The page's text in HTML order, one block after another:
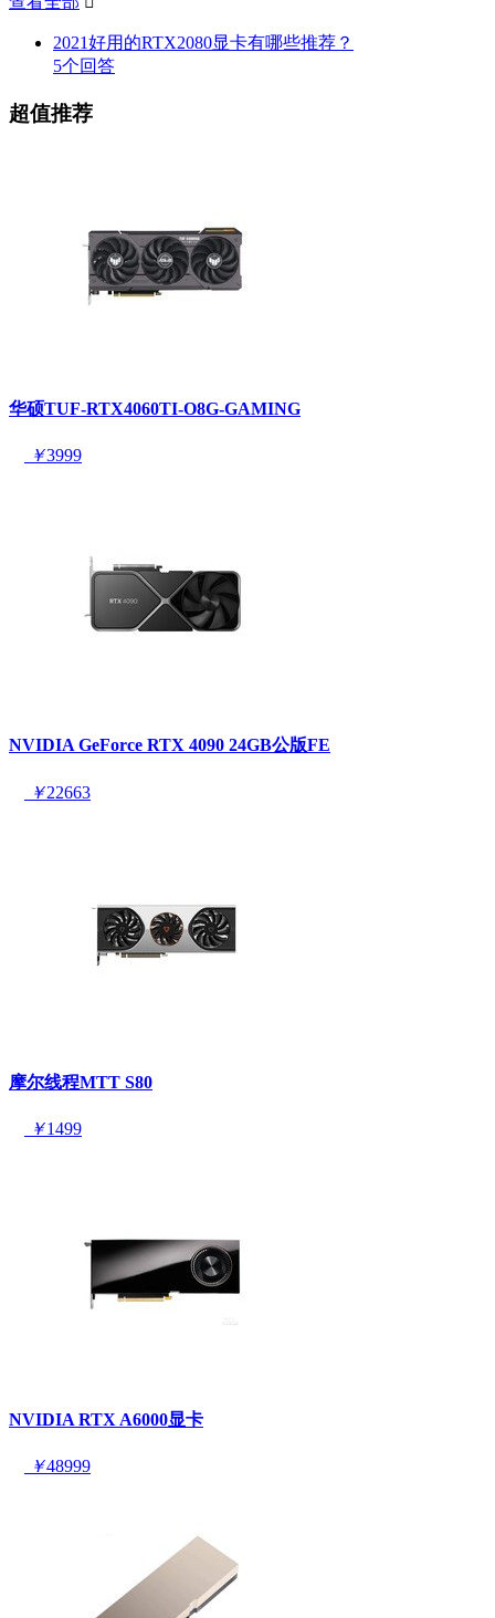
2021好用的RTX2080显卡有哪些推荐？
5个回答
超值推荐
华硕TUF-RTX4060TI-O8G-GAMING
￥3999
NVIDIA GeForce RTX 4090 24GB公版FE
￥22663
摩尔线程MTT S80
￥1499
NVIDIA RTX A6000显卡
￥48999